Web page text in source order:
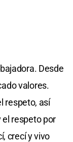
Desde
valores.
respeto, así
respeto por
crecí y vivo